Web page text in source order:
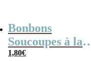
Bonbons
Soucoupes à la
poudre (x20)
1,80€